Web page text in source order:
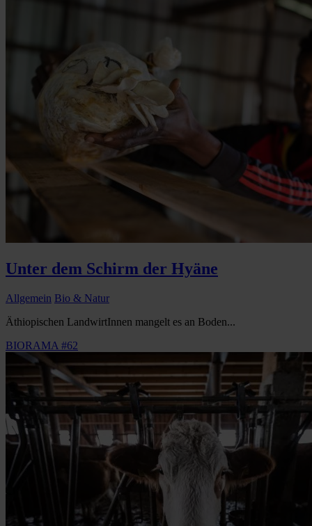
Unter dem Schirm der Hyäne
Allgemein Bio & Natur
Äthiopischen LandwirtInnen mangelt es an Boden...
BIORAMA #62